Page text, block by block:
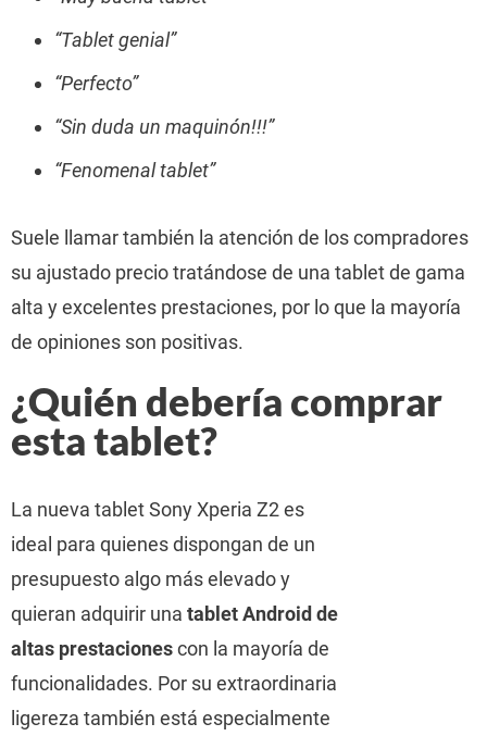
“Tablet genial”
“Perfecto”
“Sin duda un maquinón!!!”
“Fenomenal tablet”
Suele llamar también la atención de los compradores
su ajustado precio tratándose de una tablet de gama
alta y excelentes prestaciones, por lo que la mayoría
de opiniones son positivas.
¿Quién debería comprar
esta tablet?
La nueva tablet Sony Xperia Z2 es
ideal para quienes dispongan de un
presupuesto algo más elevado y
quieran adquirir una tablet Android de
altas prestacionescon la mayoría de
funcionalidades. Por su extraordinaria
ligereza también está especialmente